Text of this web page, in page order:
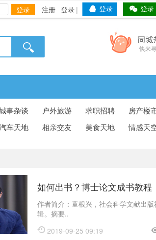
登录 注册 |
登录 登录 登录
事杂谈 户外旅游 求职招聘 房产楼
车天地
相亲交友 美食天地 情感天
如何出书？博士论文成书教程
作者简介：童根兴，社会科学文献出版
辑。摘要..
2019-09-25 09:19